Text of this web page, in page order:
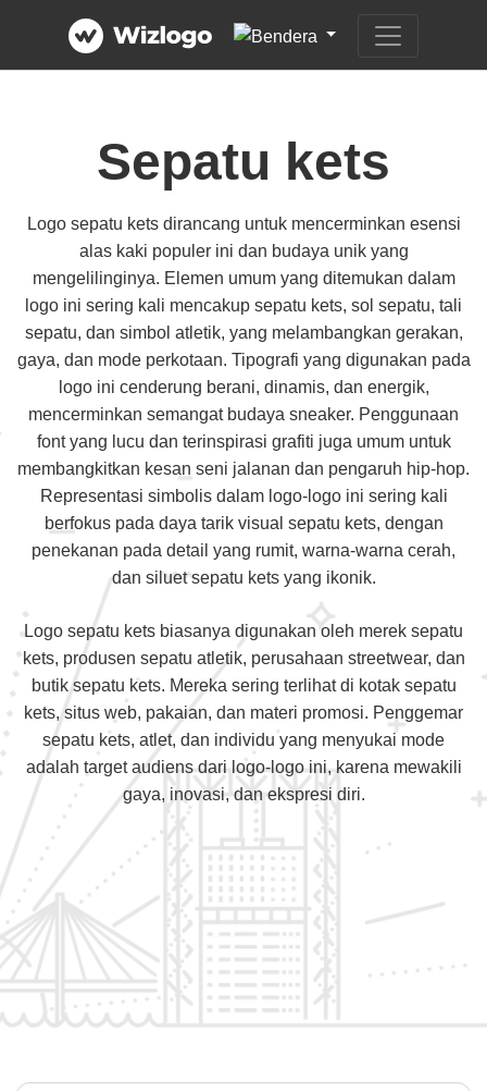
Sepatu kets
Logo sepatu kets dirancang untuk mencerminkan esensi
alas kaki populer ini dan budaya unik yang
mengelilinginya. Elemen umum yang ditemukan dalam
logo ini sering kali mencakup sepatu kets, sol sepatu, tali
sepatu, dan simbol atletik, yang melambangkan gerakan,
gaya, dan mode perkotaan. Tipografi yang digunakan pada
logo ini cenderung berani, dinamis, dan energik,
mencerminkan semangat budaya sneaker. Penggunaan
font yang lucu dan terinspirasi grafiti juga umum untuk
membangkitkan kesan seni jalanan dan pengaruh hip-hop.
Representasi simbolis dalam logo-logo ini sering kali
berfokus pada daya tarik visual sepatu kets, dengan
penekanan pada detail yang rumit, warna-warna cerah,
dan siluet sepatu kets yang ikonik.
Logo sepatu kets biasanya digunakan oleh merek sepatu
kets, produsen sepatu atletik, perusahaan streetwear, dan
butik sepatu kets. Mereka sering terlihat di kotak sepatu
kets, situs web, pakaian, dan materi promosi. Penggemar
sepatu kets, atlet, dan individu yang menyukai mode
adalah target audiens dari logo-logo ini, karena mewakili
gaya, inovasi, dan ekspresi diri.